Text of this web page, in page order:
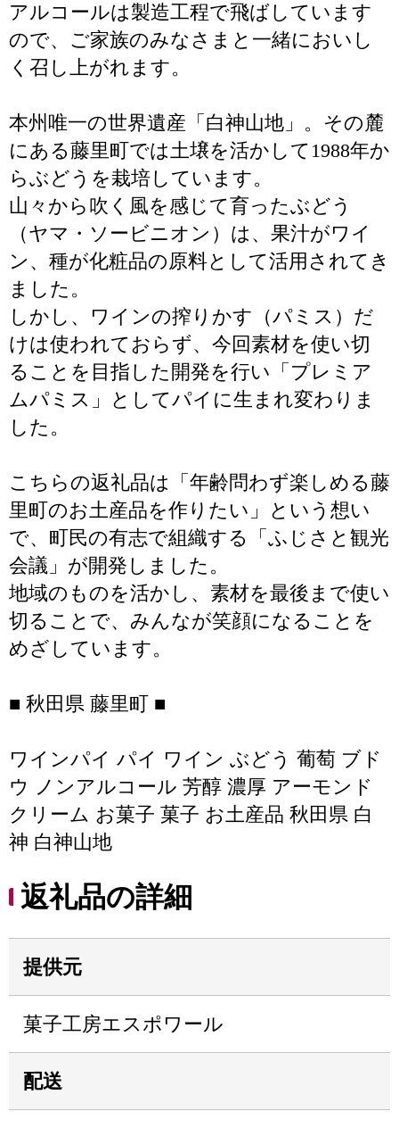
アルコールは製造工程で飛ばしています
ので、ご家族のみなさまと一緒においし
く召し上がれます。
本州唯一の世界遺産「白神山地」。その麓
にある藤里町では土壌を活かして1988年か
らぶどうを栽培しています。
山々から吹く風を感じて育ったぶどう
（ヤマ・ソービニオン）は、果汁がワイ
ン、種が化粧品の原料として活用されてき
ました。
しかし、ワインの搾りかす（パミス）だ
けは使われておらず、今回素材を使い切
ることを目指した開発を行い「プレミア
ムパミス」としてパイに生まれ変わりま
した。
こちらの返礼品は「年齢問わず楽しめる藤
里町のお土産品を作りたい」という想い
で、町民の有志で組織する「ふじさと観光
会議」が開発しました。
地域のものを活かし、素材を最後まで使い
切ることで、みんなが笑顔になることを
めざしています。
■ 秋田県 藤里町 ■
ワインパイ パイ ワイン ぶどう 葡萄 ブド
ウ ノンアルコール 芳醇 濃厚 アーモンド
クリーム お菓子 菓子 お土産品 秋田県 白
神 白神山地
返礼品の詳細
提供元
菓子工房エスポワール
配送